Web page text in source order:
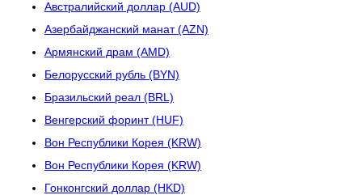
Австралийский доллар (AUD)
Азербайджанский манат (AZN)
Армянский драм (AMD)
Белорусский рубль (BYN)
Бразильский реал (BRL)
Венгерский форинт (HUF)
Вон Республики Корея (KRW)
Вон Республики Корея (KRW)
Гонконгский доллар (HKD)